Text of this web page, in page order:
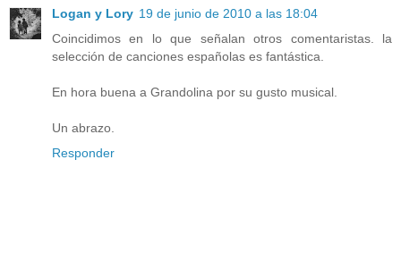
Logan y Lory 19 de junio de 2010 a las 18:04
Coincidimos en lo que señalan otros comentaristas. la
selección de canciones españolas es fantástica.
En hora buena a Grandolina por su gusto musical.
Un abrazo.
Responder